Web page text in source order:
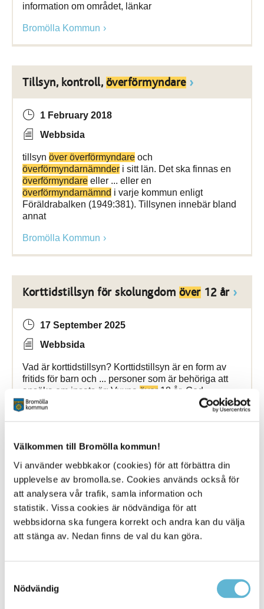
Välkommen till Bromölla kommun!
Vi använder webbkakor (cookies) för att förbättra din
upplevelse av bromolla.se. Cookies används också för
att analysera vår trafik, samla information och
statistik. Vissa cookies är nödvändiga för att
webbsidorna ska fungera korrekt och andra kan du välja
att stänga av. Nedan finns de val du kan göra.
Nödvändig
information om området, länkar
Bromölla Kommun
Tillsyn, kontroll, överförmyndare
1 February 2018
Webbsida
tillsyn över överförmyndare och
överförmyndarnämnder i sitt län. Det ska finnas en
överförmyndare eller ... eller en
överförmyndarnämnd i varje kommun enligt
Föräldrabalken (1949:381). Tillsynen innebär bland
annat
Bromölla Kommun
Korttidstillsyn för skolungdom över12 år
17 September 2025
Webbsida
Vad är korttidstillsyn? Korttidstillsyn är en form av
fritids för barn och ... personer som är behöriga att
ansöka om insats är: Vuxna över 18 år. God
man/Förvaltare. Vårdnadshavare. Barn
Trafiken påverkas på E22 när broar över
Helgeå byts ut
25 August 2023
Webbsida
Helgeå på E22 startar och trafiken kommer påverkas